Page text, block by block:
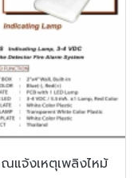
แจ้งเหตุเพลิงไหม้